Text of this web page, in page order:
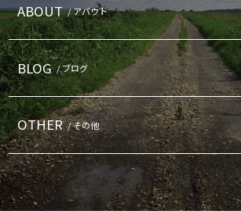
ABOUT / アバウト
BLOG / ブログ
OTHER / その他